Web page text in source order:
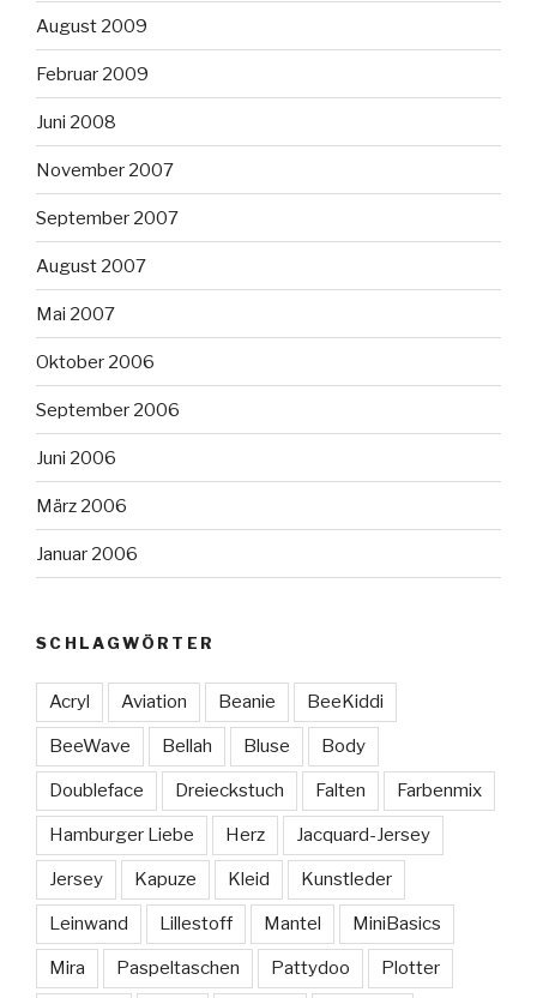
August 2009
Februar 2009
Juni 2008
November 2007
September 2007
August 2007
Mai 2007
Oktober 2006
September 2006
Juni 2006
März 2006
Januar 2006
SCHLAGWÖRTER
Acryl Aviation Beanie BeeKiddi
BeeWave Bellah Bluse Body
Doubleface Dreieckstuch Falten Farbenmix
Hamburger Liebe Herz Jacquard-Jersey
Jersey Kapuze Kleid Kunstleder
Leinwand Lillestoff Mantel MiniBasics
Mira Paspeltaschen Pattydoo Plotter